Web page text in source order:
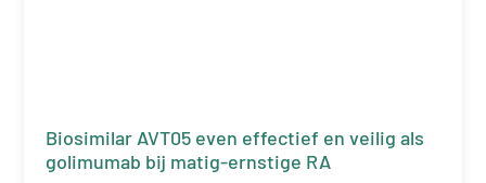
Biosimilar AVT05 even effectief en veilig als
golimumab bij matig-ernstige RA